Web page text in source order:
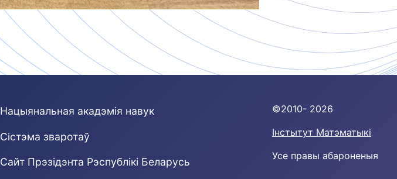
Нацыянальная акадэмія навук
Сістэма зваротаў
Cайт Прэзідэнта Рэспублікі Беларусь
©2010- 2026
Інстытут Матэматыкі
Усе правы абароненыя